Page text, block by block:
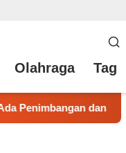
Olahraga Tag
di Ruko Kades